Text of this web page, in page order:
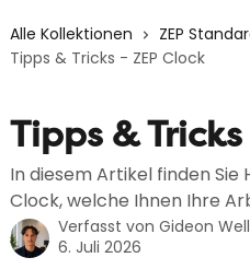
Alle Kollektionen ZEP
Tipps & Tricks - ZEP Clock
Tipps &
In diesem Artikel finden Sie
Clock, welche Ihnen Ihre
Verfasst von Gideon
6. Juli 2026